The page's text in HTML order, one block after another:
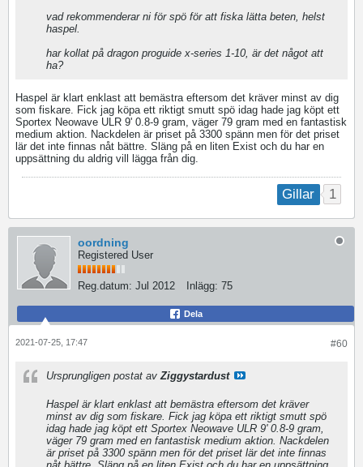
vad rekommenderar ni för spö för att fiska lätta beten, helst
haspel.
har kollat på dragon proguide x-series 1-10, är det något att
ha?
Haspel är klart enklast att bemästra eftersom det kräver minst av dig
som fiskare. Fick jag köpa ett riktigt smutt spö idag hade jag köpt ett
Sportex Neowave ULR 9' 0.8-9 gram, väger 79 gram med en fantastisk
medium aktion. Nackdelen är priset på 3300 spänn men för det priset
lär det inte finnas nåt bättre. Släng på en liten Exist och du har en
uppsättning du aldrig vill lägga från dig.
Gillar 1
oordning
Registered User
Reg.datum: Jul 2012 Inlägg: 75
Dela
#60
2021-07-25, 17:47
Ursprungligen postat av Ziggystardust
Haspel är klart enklast att bemästra eftersom det kräver
minst av dig som fiskare. Fick jag köpa ett riktigt smutt spö
idag hade jag köpt ett Sportex Neowave ULR 9' 0.8-9 gram,
väger 79 gram med en fantastisk medium aktion. Nackdelen
är priset på 3300 spänn men för det priset lär det inte finnas